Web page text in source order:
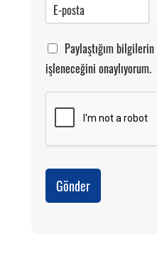
Paylaştığım bilgilerin
işleneceğini onaylıyorum.
Gönder